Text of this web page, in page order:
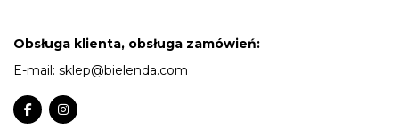
Obsługa klienta, obsługa zamówień:
E-mail: sklep@bielenda.com